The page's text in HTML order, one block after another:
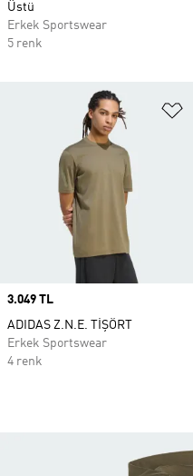
Üstü
Erkek Sportswear
5 renk
Price
3.049 TL
ADIDAS Z.N.E. TİŞÖRT
Erkek Sportswear
4 renk